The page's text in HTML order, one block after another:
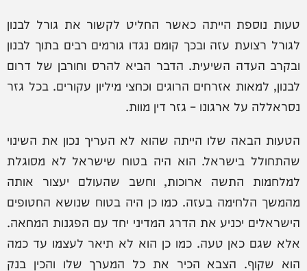
טעות נוספת הייתה כאשר החליט לקשור את גורל לבנון
לגורל רצועת עזה ובכך קומם נגדו גורמים רבים בתוך לבנון
ובקרב העדה השיעית. הדבר הביא להרס וחורבן של דרום
לבנון, למאות אזרחים הרוגים וכחצי מיליון עקורים. בכל גזר
נסראללה על ארגונו – גזר דין מוות.
הטעות הבאה שלו הייתה שהוא לא העריך נכון את השינוי
שהתחולל בישראל. הוא היה בטוח שישראל לא מסוגלת
למלחמות התשה ארוכות, וחשב שהעולם יעצור אותה
מהמשך הלחימה בעזה. כמו כן היה בטוח שנושא החטופים
הישראלים יכניע את הדרג המדיני יחד עם הפגנות המחאה.
אלא שגם כאן טעה. כמו כן הוא לא תיאר לעצמו עד כמה
הוא שקוף. הצבא הכיר את כל המערך שלו והכין בנק